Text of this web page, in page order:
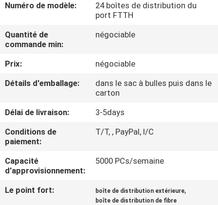
VISITE
D'USINE
DE
QUALITÉ
CONTACTEZ-
NOUS
DEMANDEZ
Numéro de modèle:
24 boîtes de distribution du
port FTTH
Quantité de
commande min:
négociable
Prix:
négociable
Détails d'emballage:
dans le sac à bulles puis dans le
carton
Délai de livraison:
3-5days
Conditions de
paiement:
T/T, , PayPal, l/C
Capacité
d'approvisionnement:
5000 PCs/semaine
Le point fort: boîte de distribution extérieure,
boîte de distribution de fibre